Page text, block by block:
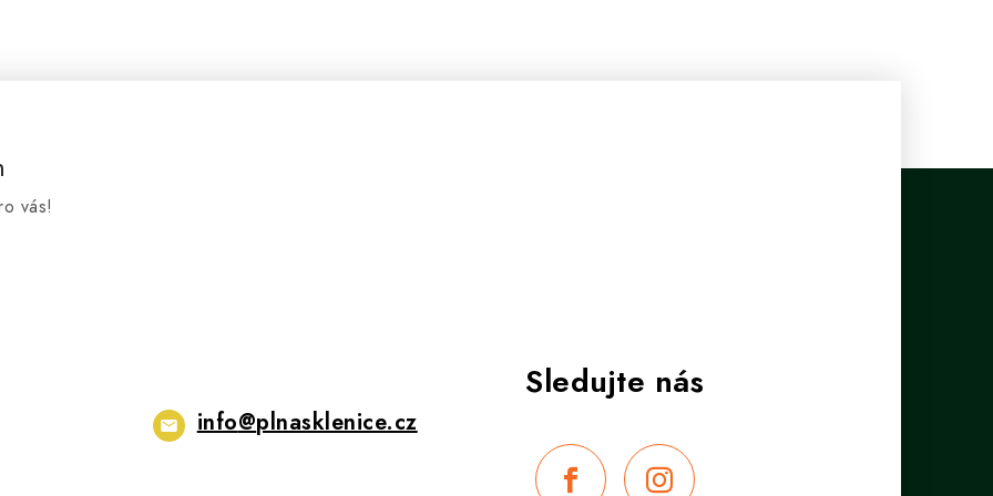
vás!
info@plnasklenice.cz